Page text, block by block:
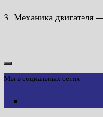
3. Механика двигателя
Мы в социальных сетях